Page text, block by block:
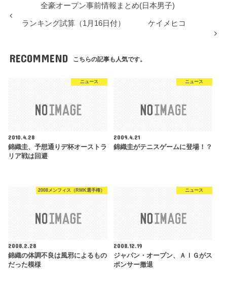
全豪オープン事前情報まとめ(日本男子)
ランキング試算（1月16日付） ケイメヒコ
RECOMMEND こちらの記事も人気です。
ニュース
2010.4.28
錦織圭、予想通りデ杯オーストラ
リア戦は回避
ニュース
2009.4.21
錦織圭がテニスゲームに登場！？
2008メンフィス（RMK選手権）
2008.2.28
錦織の体調不良は風邪によるもの
だった模様
ニュース
2008.12.19
ジャパン・オープン、ＡＩＧがス
ポンサー撤退